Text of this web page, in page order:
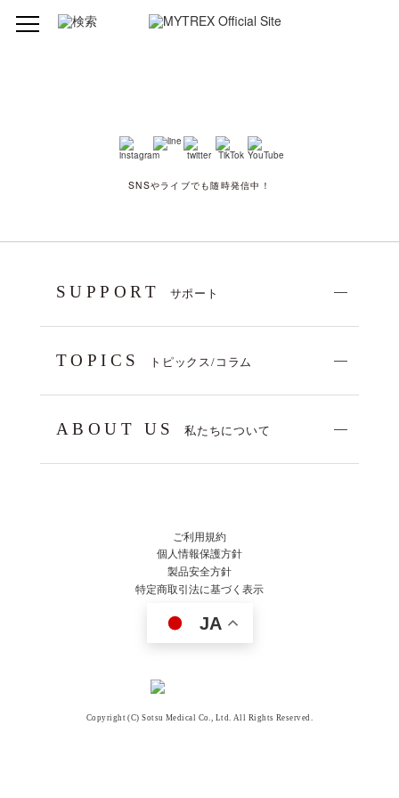
SNSやライブでも随時発信中！
SUPPORT サポート
TOPICS トピックス/コラム
ABOUT US 私たちについて
ご利用規約
個人情報保護方針
製品安全方針
特定商取引法に基づく表示
JA
Copyright (C) Sotsu Medical Co., Ltd. All Rights Reserved.